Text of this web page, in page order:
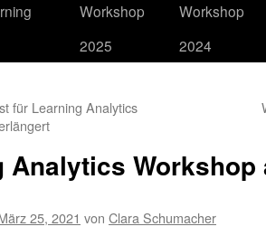
Workshop
2025
Workshop
2024
für Learning Analytics
Analytics Workshop
25, 2021 von Clara Schumacher